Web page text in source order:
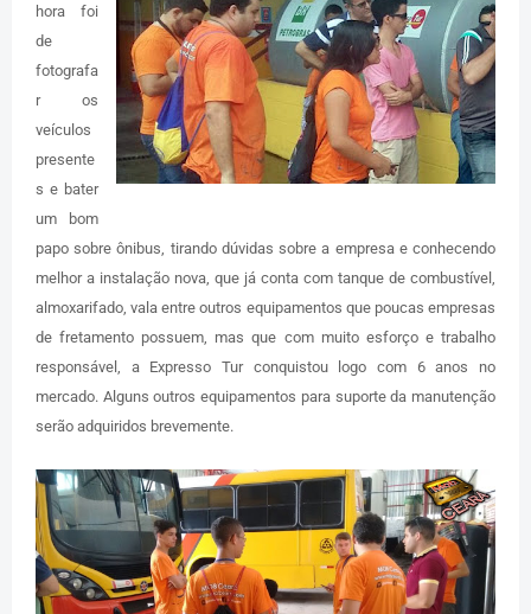
hora foi
de
fotografa
r os
veículos
presente
s e bater
um bom
papo sobre ônibus, tirando dúvidas sobre a empresa e conhecendo
melhor a instalação nova, que já conta com tanque de combustível,
almoxarifado, vala entre outros equipamentos que poucas empresas
de fretamento possuem, mas que com muito esforço e trabalho
responsável, a Expresso Tur conquistou logo com 6 anos no
mercado. Alguns outros equipamentos para suporte da manutenção
serão adquiridos brevemente.